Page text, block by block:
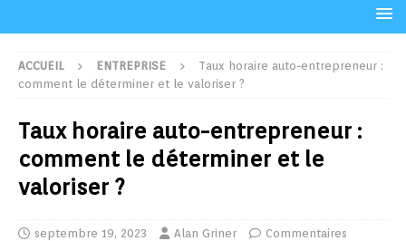
ACCUEIL ENTREPRISE
Taux horaire auto-entrepreneur :
comment le déterminer et le valoriser ?
Taux horaire auto-entrepreneur :
comment le déterminer et le
valoriser ?
septembre 19, 2023 Alan Griner
Commentaires